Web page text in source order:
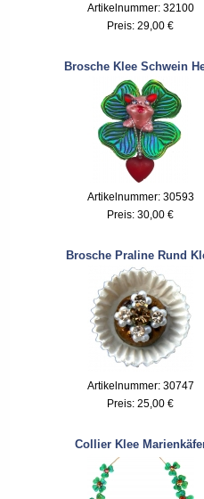
Artikelnummer: 32100
Preis: 29,00 €
Brosche Klee Schwein
Artikelnummer: 30593
Preis: 30,00 €
Brosche Praline Rund
Artikelnummer: 30747
Preis: 25,00 €
Collier Klee